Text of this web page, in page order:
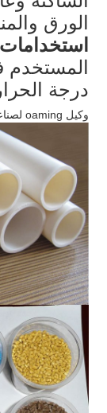
الورق
المستخدم
درجة
وكيل oaming لصناعة الورق.